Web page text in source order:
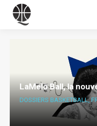
LaMelo Ball, la
DOSSIERS BASKETBALL,